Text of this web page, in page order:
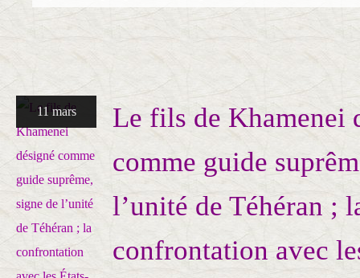
11 mars
Le fils de Khamenei
comme guide
l’unité de Téhéran ;
confrontation avec